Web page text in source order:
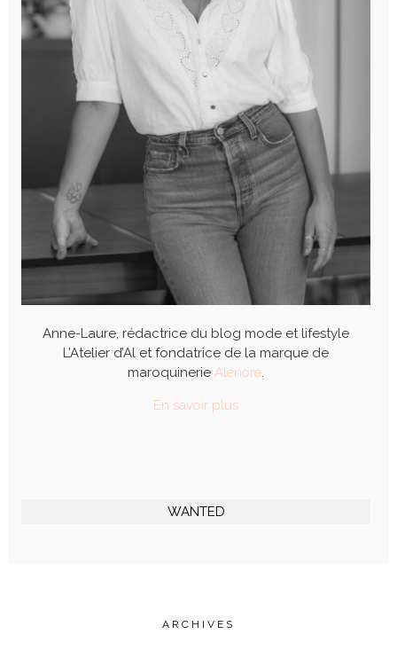
Anne-Laure, rédactrice du blog mode et lifestyle
L’Atelier d’Al et fondatrice de la marque de
maroquinerie Alénore.
En savoir plus
WANTED
ARCHIVES